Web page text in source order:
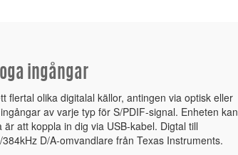
ingångar
flertal olika digitalal källor, antingen via optisk eller
av varje typ för S/PDIF-signal. Enheten kan
att koppla in dig via USB-kabel. Digtal till
D/A-omvandlare från Texas Instruments.